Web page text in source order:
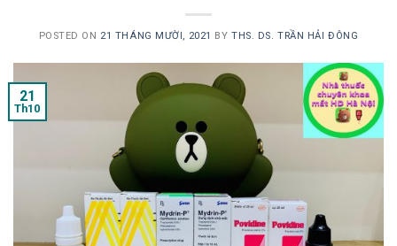
POSTED ON 21 THÁNG MƯỜI, 2021 BYTHS. DS. TRẦN HẢI ĐÔNG
21
Th10